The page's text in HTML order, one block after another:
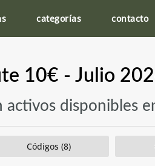
categorías contacto
10€ - Julio
activos disponibles
Códigos (8)